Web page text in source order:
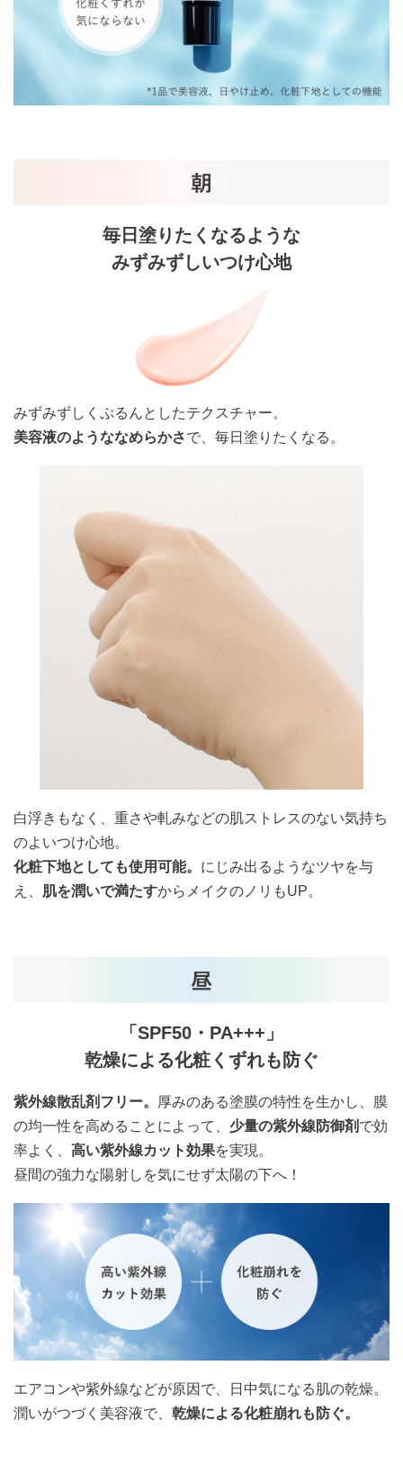
毎日塗りたくなるような
みずみずしいつけ心地
みずみずしくぷるんとしたテクスチャー。
美容液のようななめらかさで、毎日塗りたくなる。
白浮きもなく、重さや軋みなどの肌ストレスのない気持ち
のよいつけ心地。
化粧下地としても使用可能。 にじみ出るようなツヤを与
え、 肌を潤いで満たすからメイクのノリもUP。
「SPF50・PA+++」
乾燥による化粧くずれも防ぐ
紫外線散乱剤フリー。
厚みのある塗膜の特性を生かし、膜
の均一性を高めることによって、 少量の紫外線防御剤 で効
率よく、 高い紫外線カット効果を実現。
昼間の強力な陽射しを気にせず太陽の下へ！
エアコンや紫外線などが原因で、日中気になる肌の乾燥。
潤いがつづく美容液で、 乾燥による化粧崩れも防ぐ。